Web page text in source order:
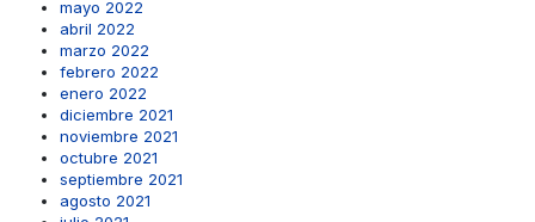
mayo 2022
abril 2022
marzo 2022
febrero 2022
enero 2022
diciembre 2021
noviembre 2021
octubre 2021
septiembre 2021
agosto 2021